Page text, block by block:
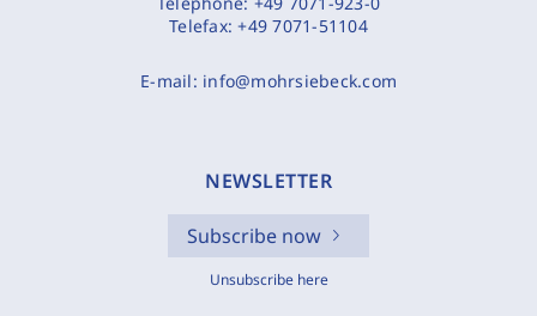
Telefax:+49 7071-51104
E-mail: info@mohrsiebeck.com
NEWSLETTER
Subscribe now
Unsubscribe here